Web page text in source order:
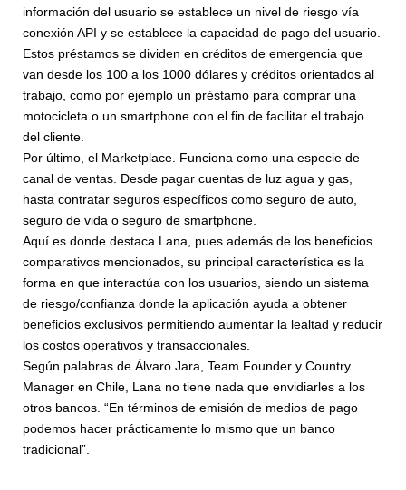
información del usuario se establece un nivel de riesgo vía
conexión API y se establece la capacidad de pago del usuario.
Estos préstamos se dividen en créditos de emergencia que
van desde los 100 a los 1000 dólares y créditos orientados al
trabajo, como por ejemplo un préstamo para comprar una
motocicleta o un smartphone con el fin de facilitar el trabajo
del cliente.
Por último, el Marketplace. Funciona como una especie de
canal de ventas. Desde pagar cuentas de luz agua y gas,
hasta contratar seguros específicos como seguro de auto,
seguro de vida o seguro de smartphone.
Aquí es donde destaca Lana, pues además de los beneficios
comparativos mencionados, su principal característica es la
forma en que interactúa con los usuarios, siendo un sistema
de riesgo/confianza donde la aplicación ayuda a obtener
beneficios exclusivos permitiendo aumentar la lealtad y reducir
los costos operativos y transaccionales.
Según palabras de Álvaro Jara, Team Founder y Country
Manager en Chile, Lana no tiene nada que envidiarles a los
otros bancos. “En términos de emisión de medios de pago
podemos hacer prácticamente lo mismo que un banco
tradicional”.